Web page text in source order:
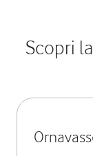
Scopri